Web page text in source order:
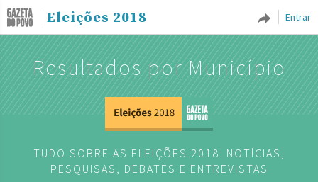
Entrar
Eleições 2018
Resultados por Município
TUDO SOBRE AS ELEIÇÕES 2018: NOTÍCIAS,
PESQUISAS, DEBATES E ENTREVISTAS